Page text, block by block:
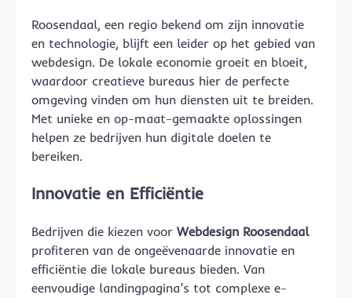
Roosendaal, een regio bekend om zijn innovatie
en technologie, blijft een leider op het gebied van
webdesign. De lokale economie groeit en bloeit,
waardoor creatieve bureaus hier de perfecte
omgeving vinden om hun diensten uit te breiden.
Met unieke en op-maat-gemaakte oplossingen
helpen ze bedrijven hun digitale doelen te
bereiken.
Innovatie en Efficiëntie
Bedrijven die kiezen voor Webdesign Roosendaal
profiteren van de ongeëvenaarde innovatie en
efficiëntie die lokale bureaus bieden. Van
eenvoudige landingpagina’s tot complexe e-